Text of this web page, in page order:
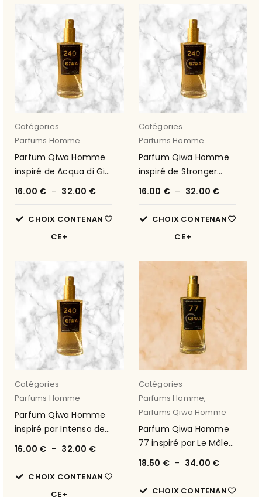
Catégories
Parfums Homme
Parfum Qiwa Homme
inspiré de Acqua di Gio
Profumo de Armani 8
16.00 € – 32.00 €
CHOIX CONTENAN
CE
Catégories
Parfums Homme
Parfum Qiwa Homme
inspiré de Stronger
With You de Armani 12
16.00 € – 32.00 €
CHOIX CONTENAN
CE
Catégories
Parfums Homme
Parfum Qiwa Homme
inspiré par Intenso de
D&G 53
16.00 € – 32.00 €
CHOIX CONTENAN
CE
Catégories
Parfums Homme,
Parfums Qiwa Homme
Parfum Qiwa Homme
77 inspiré par Le Mâle
de Jean-Paul Gaultier
18.50 € – 34.00 €
CHOIX CONTENAN